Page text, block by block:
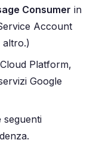
Consumer in
Account
altro.)
Platform,
Google
seguenti